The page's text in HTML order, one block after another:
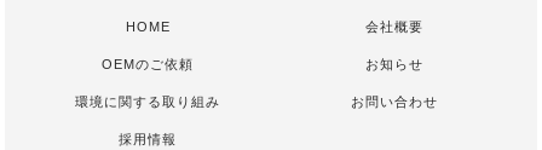
HOME
OEMのご依頼
環境に関する取り組み
採用情報
会社概要
お知らせ
お問い合わせ